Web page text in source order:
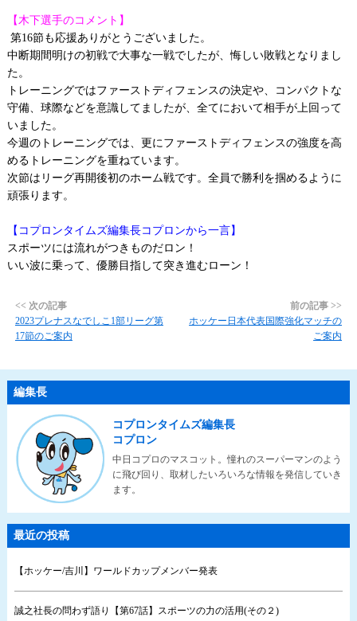
【木下選手のコメント】
第16節も応援ありがとうございました。
中断期間明けの初戦で大事な一戦でしたが、悔しい敗戦となりまし
た。
トレーニングではファーストディフェンスの決定や、コンパクトな
守備、球際などを意識してましたが、全てにおいて相手が上回って
いました。
今週のトレーニングでは、更にファーストディフェンスの強度を高
めるトレーニングを重ねています。
次節はリーグ再開後初のホーム戦です。全員で勝利を掴めるように
頑張ります。
【コプロンタイムズ編集長コプロンから一言】
スポーツには流れがつきものだロン！
いい波に乗って、優勝目指して突き進むローン！
<< 次の記事
2023プレナスなでしこ1部リーグ第
17節のご案内
前の記事 >>
ホッケー日本代表国際強化マッチの
ご案内
編集長
コプロンタイムズ編集長
コプロン
中日コプロのマスコット。憧れのスーパーマンのよう
に飛び回り、取材したいろいろな情報を発信していき
ます。
最近の投稿
【ホッケー/吉川】ワールドカップメンバー発表
誠之社長の問わず語り【第67話】スポーツの力の活用(その２)